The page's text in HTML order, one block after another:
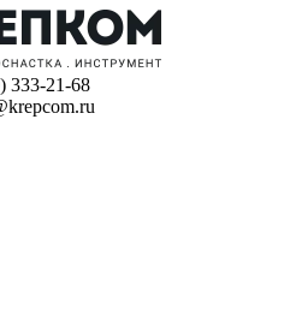
333-21-68